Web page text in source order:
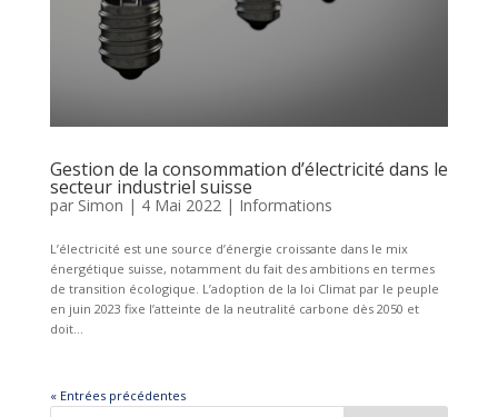
Gestion de la consommation d’électricité dans le
secteur industriel suisse
par Simon | 4 Mai 2022 | Informations
L’électricité est une source d’énergie croissante dans le mix
énergétique suisse, notamment du fait des ambitions en termes
de transition écologique. L’adoption de la loi Climat par le peuple
en juin 2023 fixe l’atteinte de la neutralité carbone dès 2050 et
doit...
« Entrées précédentes